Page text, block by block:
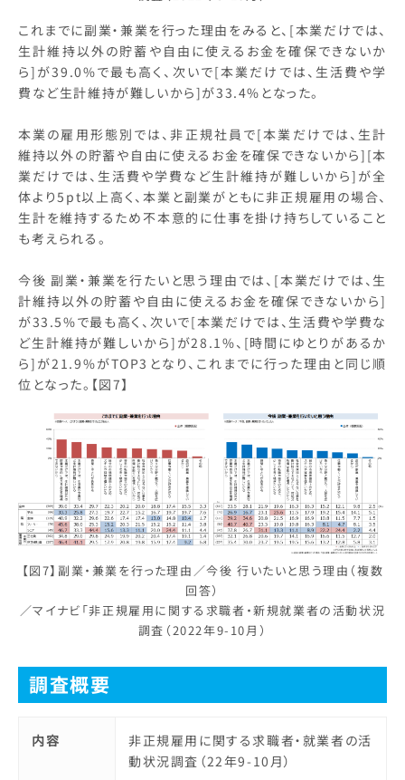
これまでに副業・兼業を行った理由をみると、[本業だけでは、
生計維持以外の貯蓄や自由に使えるお金を確保できないか
ら]が39.0%で最も高く、次いで[本業だけでは、生活費や学
費など生計維持が難しいから]が33.4%となった。
本業の雇用形態別では、非正規社員で[本業だけでは、生計
維持以外の貯蓄や自由に使えるお金を確保できないから][本
業だけでは、生活費や学費など生計維持が難しいから]が全
体より5pt以上高く、本業と副業がともに非正規雇用の場合、
生計を維持するため不本意的に仕事を掛け持ちしていること
も考えられる。
今後 副業・兼業を行たいと思う理由では、[本業だけでは、生
計維持以外の貯蓄や自由に使えるお金を確保できないから]
が33.5%で最も高く、次いで[本業だけでは、生活費や学費な
ど生計維持が難しいから]が28.1%、[時間にゆとりがあるか
ら]が21.9%がTOP3となり、これまでに行った理由と同じ順
位となった。【図7】
【図7】副業・兼業を行った理由／今後 行いたいと思う理由（複数
回答）
／マイナビ「非正規雇用に関する求職者・新規就業者の活動状況
調査（2022年9-10月）
調査概要
内容
非正規雇用に関する求職者・就業者の活
動状況調査（22年9-10月）